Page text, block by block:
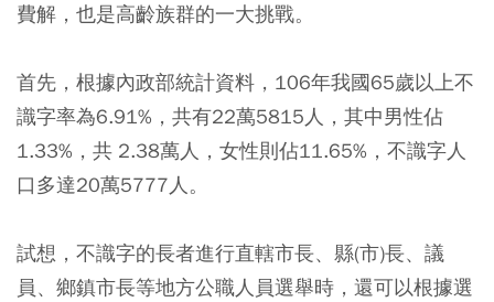
費解，也是高齡族群的一大挑戰。
首先，根據內政部統計資料，106年我國65歲以上不
識字率為6.91%，共有22萬5815人，其中男性佔
1.33%，共 2.38萬人，女性則佔11.65%，不識字人
口多達20萬5777人。
試想，不識字的長者進行直轄市長、縣(市)長、議
員、鄉鎮市長等地方公職人員選舉時，還可以根據選